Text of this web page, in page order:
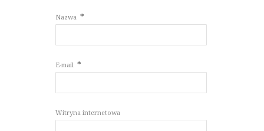
Nazwa *
E-mail *
Witryna internetowa